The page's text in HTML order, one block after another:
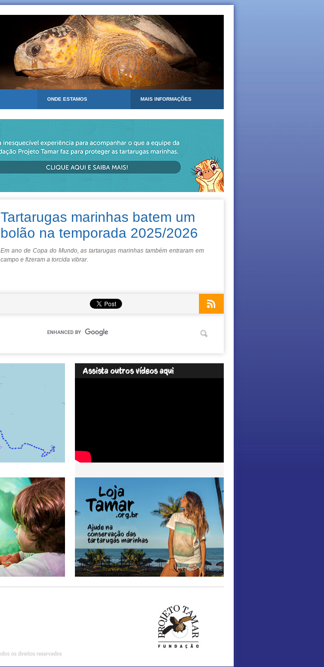
ONDE ESTAMOS MAIS INFORMAÇÕES
Tartarugas marinhas batem um
bolão na temporada 2025/2026
Em ano de Copa do Mundo, as tartarugas marinhas também entraram em
campo e fizeram a torcida vibrar.